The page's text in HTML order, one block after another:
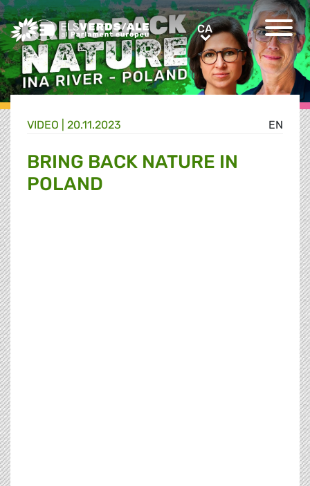
Greens/EFA Home CACA
EN
VIDEO | 20.11.2023
BRING BACK NATURE IN
POLAND